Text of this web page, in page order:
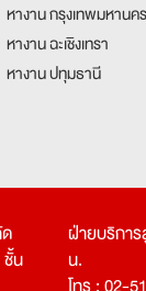
หางาน กรุงเทพมหานคร
หางาน ฉะเชิงเทรา
หางาน ปทุมธานี
ชั้น
ฝ่ายบริกา
น.